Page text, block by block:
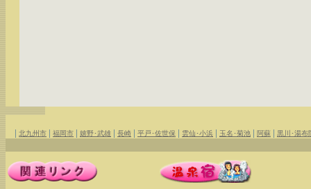
| 北九州市 | 福岡市 | 嬉野･武雄 | 長崎 | 平戸･佐世保 | 雲仙･小浜 | 玉名･菊池 | 阿蘇 | 黒川･湯布